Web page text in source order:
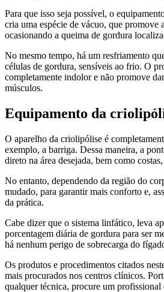
Para que isso seja possível, o
cria uma espécie de vácuo, que promove
ocasionando a queima de gordura
No mesmo tempo, há um resfriamento
células de gordura, sensíveis ao frio. O
completamente indolor e não promove
músculos.
Equipamento da
O aparelho da criolipólise é
exemplo, a barriga. Dessa maneira, a
direto na área desejada, bem como
No entanto, dependendo da região do
mudado, para garantir mais conforto e,
da prática.
Cabe dizer que o sistema linfático, leva
porcentagem diária de gordura para ser
há nenhum perigo de sobrecarga do
Os produtos e procedimentos citados
mais procurados nos centros clínicos.
qualquer técnica, procure um profissional